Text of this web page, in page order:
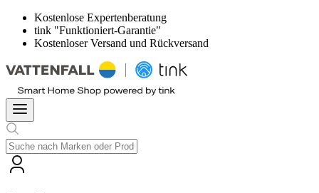
Kostenlose Expertenberatung
tink "Funktioniert-Garantie"
Kostenloser Versand und Rückversand